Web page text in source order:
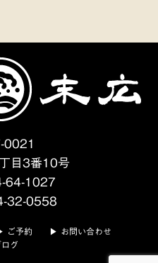
0021
目3番10号
64-1027
32-0558
ご予約
お問い合わせ
ログ